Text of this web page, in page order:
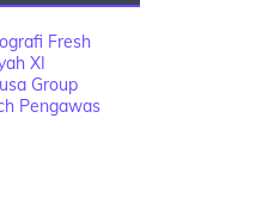
Fresh
XI
Group
Pengawas